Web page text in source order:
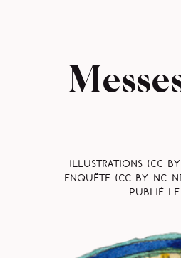
Illustrations (CC BY-
Enquête (CC BY-NC-
Publié le